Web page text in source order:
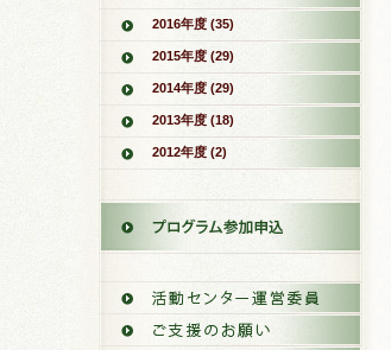
2016年度 (35)
2015年度 (29)
2014年度 (29)
2013年度 (18)
2012年度 (2)